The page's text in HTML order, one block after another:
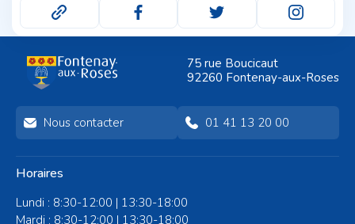
75 rue Boucicaut
92260 Fontenay-aux-Roses
Nous contacter 01 41 13 20 00
Horaires
Lundi : 8:30-12:00 | 13:30-18:00
Mardi : 8:30-12:00 | 13:30-18:00